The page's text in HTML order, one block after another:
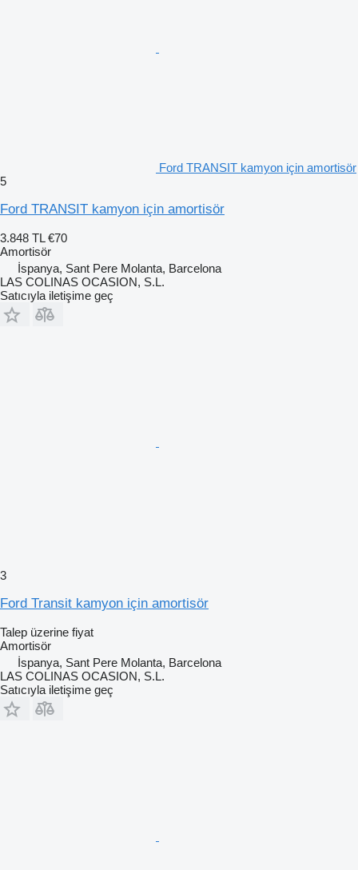
Ford TRANSIT kamyon için amortisör
5
Ford TRANSIT kamyon için amortisör
3.848 TL €70
Amortisör
İspanya, Sant Pere Molanta, Barcelona
LAS COLINAS OCASION, S.L.
Satıcıyla iletişime geç
3
Ford Transit kamyon için amortisör
Talep üzerine fiyat
Amortisör
İspanya, Sant Pere Molanta, Barcelona
LAS COLINAS OCASION, S.L.
Satıcıyla iletişime geç